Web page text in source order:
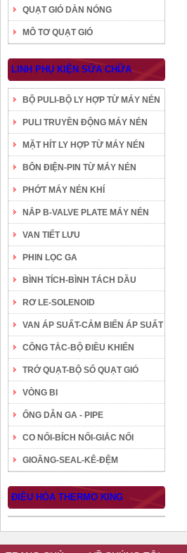
QUẠT GIÓ DÀN NÓNG
MÔ TƠ QUẠT GIÓ
LINH PHỤ KIỆN SỬA CHỮA
BỘ PULI-BỘ LY HỢP TỪ MÁY NÉN
PULI TRUYỀN ĐỘNG MÁY NÉN
MẶT HÍT LY HỢP TỪ MÁY NÉN
BÔN ĐIỆN-PIN TỪ MÁY NÉN
PHỚT MÁY NÉN KHÍ
NẮP B-VALVE PLATE MÁY NÉN
VAN TIẾT LƯU
PHIN LỌC GA
BÌNH TÍCH-BÌNH TÁCH DẦU
RƠ LE-SOLENOID
VAN ÁP SUẤT-CẢM BIẾN ÁP SUẤT
CÔNG TẮC-BỘ ĐIỀU KHIỂN
TRỞ QUẠT-BỘ SỐ QUẠT GIÓ
VÒNG BI
ỐNG DẪN GA - PIPE
CO NỐI-BÍCH NỐI-GIẮC NỐI
GIOĂNG-SEAL-KÊ-ĐỆM
ĐIỀU HÒA THERMO KING